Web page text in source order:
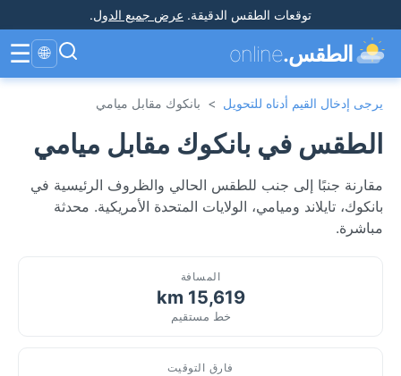
توقعات الطقس الدقيقة. عرض جميع الدول.
الطقس.online
🌐
☰
يرجى إدخال القيم أدناه للتحويل > بانكوك مقابل ميامي
الطقس في بانكوك مقابل ميامي
مقارنة جنبًا إلى جنب للطقس الحالي والظروف الرئيسية في
بانكوك، تايلاند وميامي، الولايات المتحدة الأمريكية. محدثة
مباشرة.
المسافة
15,619 km
خط مستقيم
فارق التوقيت